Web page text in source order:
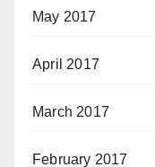
May 2017
April 2017
March 2017
February 2017